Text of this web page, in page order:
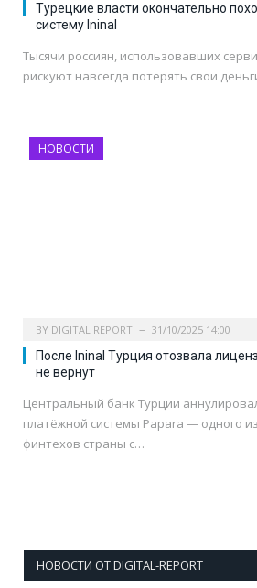
Турецкие власти окончательно
систему Ininal
Тысячи россиян, использовавших
рискуют навсегда потерять свои
НОВОСТИ
BY DIGITAL REPORT 31/10/2025 14:00
После Ininal Турция отозвала
не вернут
Центральный банк Турции
платёжной системы Papara — одного
финтехов страны с…
НОВОСТИ ОТ DIGITAL-REPORT